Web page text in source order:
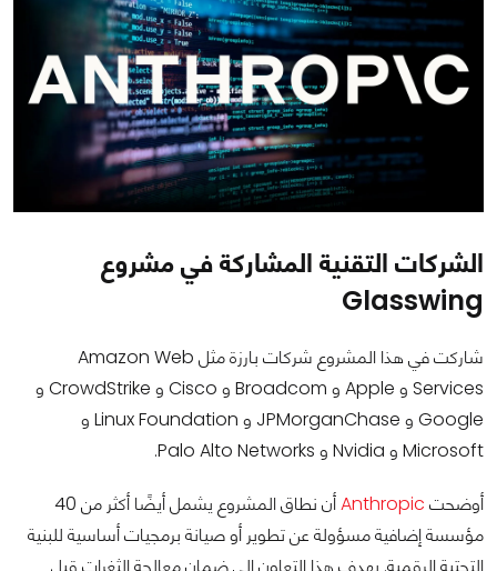
الشركات التقنية المشاركة في مشروع
Glasswing
شاركت في هذا المشروع شركات بارزة مثل Amazon Web
Services و Apple و Broadcom و Cisco و CrowdStrike و
Google و JPMorganChase و Linux Foundation و
Microsoft و Nvidia و Palo Alto Networks.
أوضحت Anthropic
أن نطاق المشروع يشمل أيضًا أكثر من 40
مؤسسة إضافية مسؤولة عن تطوير أو صيانة برمجيات أساسية للبنية
التحتية الرقمية. يهدف هذا التعاون إلى ضمان معالجة الثغرات قبل